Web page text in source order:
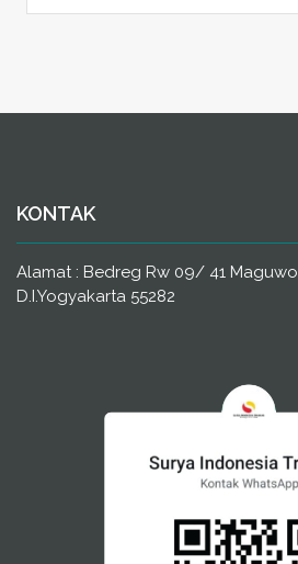
KONTAK
Alamat : Bedreg Rw 09/ 41
D.I.Yogyakarta 55282